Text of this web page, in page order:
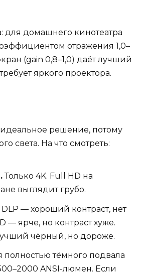
для домашнего кинотеатра
отражения 1,0–
(gain 0,8–1,0) даёт лучший
яркого проектора.
решение, потому
света. На что смотреть:
Только 4K. Full HD на
выглядит грубо.
DLP — хороший контраст, нет
— ярче, но контраст хуже.
чёрный, но дороже.
полностью тёмного подвала
ANSI-люмен. Если